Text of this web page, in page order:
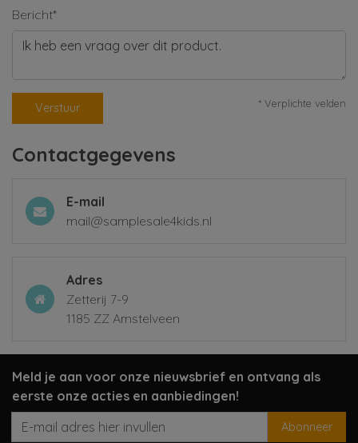
Bericht*
Verstuur * Verplichte velden
Contactgegevens
E-mail
mail@samplesale4kids.nl
Adres
Zetterij 7-9
1185 ZZ Amstelveen
Meld je aan voor onze nieuwsbrief en ontvang als
eerste onze acties en aanbiedingen!
Abonneer